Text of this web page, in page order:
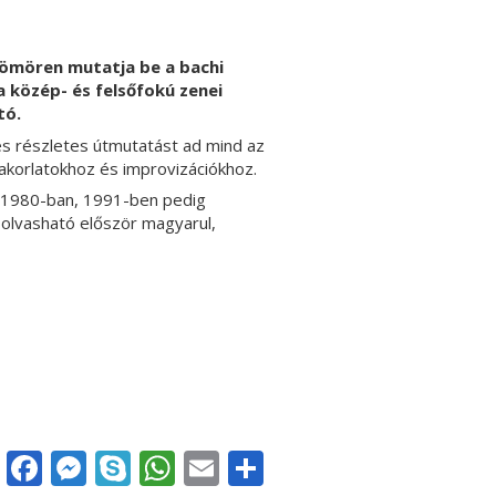
mutatja be a bachi
és felsőfokú zenei
részletes útmutatást ad mind az
és improvizációkhoz.
ban, 1991-ben pedig
először magyarul,
FacebookMessenger
Skype WhatsApp
Email